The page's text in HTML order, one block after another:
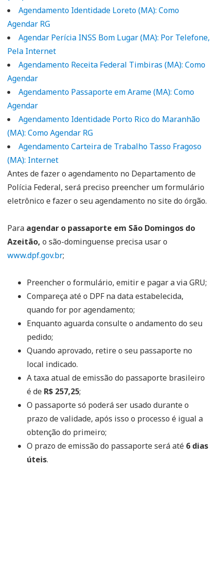
Agendamento Identidade Loreto (MA): Como
Agendar RG
Agendar Perícia INSS Bom Lugar (MA): Por Telefone,
Pela Internet
Agendamento Receita Federal Timbiras (MA): Como
Agendar
Agendamento Passaporte em Arame (MA): Como
Agendar
Agendamento Identidade Porto Rico do Maranhão
(MA): Como Agendar RG
Agendamento Carteira de Trabalho Tasso Fragoso
(MA): Internet
Antes de fazer o agendamento no Departamento de
Polícia Federal, será preciso preencher um formulário
eletrônico e fazer o seu agendamento no site do órgão.
Para agendar o passaporte em São Domingos do
Azeitão, o são-dominguense precisa usar o
www.dpf.gov.br;
Preencher o formulário, emitir e pagar a via GRU;
Compareça até o DPF na data estabelecida,
quando for por agendamento;
Enquanto aguarda consulte o andamento do seu
pedido;
Quando aprovado, retire o seu passaporte no
local indicado.
A taxa atual de emissão do passaporte brasileiro
é de R$ 257,25;
O passaporte só poderá ser usado durante o
prazo de validade, após isso o processo é igual a
obtenção do primeiro;
O prazo de emissão do passaporte será até 6 dias
úteis.